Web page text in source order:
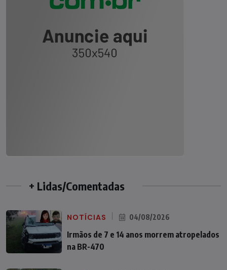
+ Lidas/Comentadas
NOTÍCIAS 04/08/2026
Irmãos de 7 e 14 anos morrem atropelados
na BR-470